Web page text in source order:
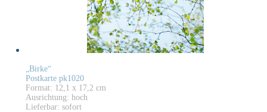
„Birke“
Postkarte pk1020
Format: 12,1 x 17,2 cm
Ausrichtung: hoch
Lieferbar: sofort